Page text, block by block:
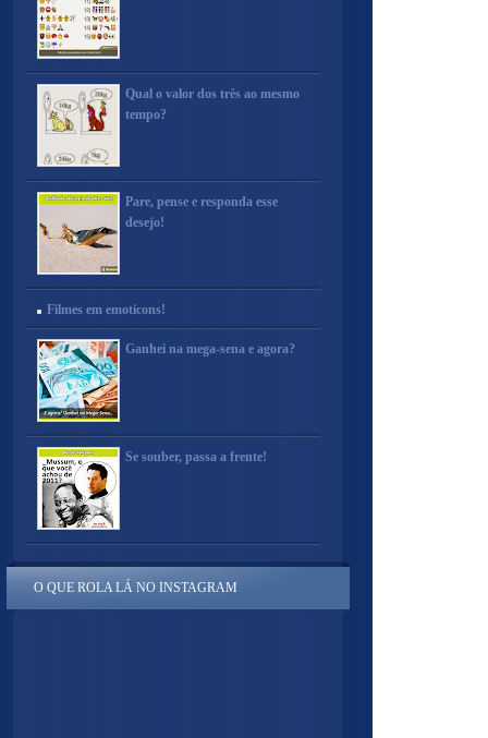
Qual o valor dos três ao mesmo
tempo?
Pare, pense e responda esse
desejo!
Filmes em emoticons!
Ganhei na mega-sena e agora?
Se souber, passa a frente!
O QUE ROLA LÁ NO INSTAGRAM